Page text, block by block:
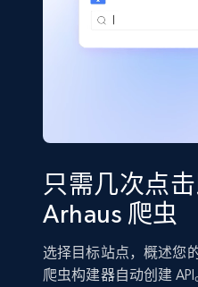
只需几次点
Arhaus 爬虫
选择目标站点，概述您
爬虫构建器自动创建 API